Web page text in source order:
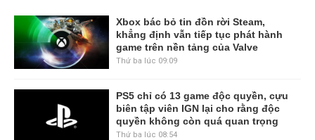
Xbox bác bỏ tin đồn rời Steam,
khẳng định vẫn tiếp tục phát hành
game trên nền tảng của Valve
Thứ ba lúc 09:09
PS5 chỉ có 13 game độc quyền, cựu
biên tập viên IGN lại cho rằng độc
quyền không còn quá quan trọng
Thứ ba lúc 08:54